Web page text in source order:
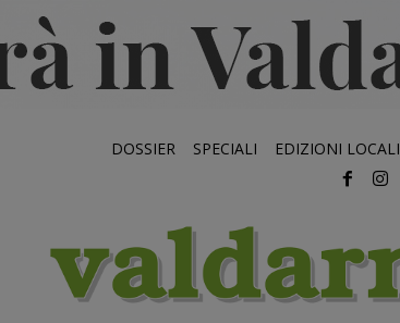
DOSSIER SPECIALI EDIZIONI LOCALI